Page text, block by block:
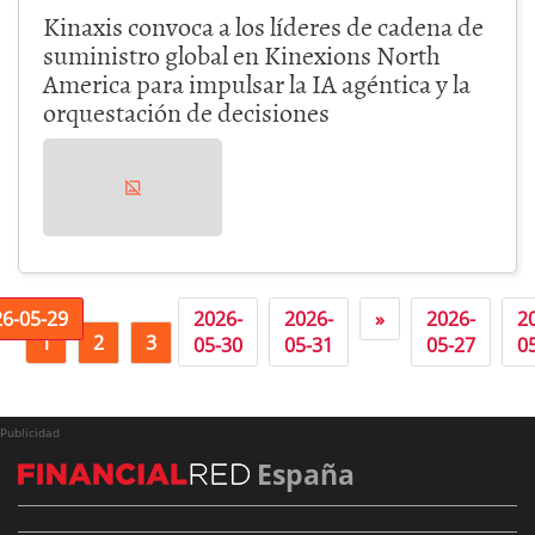
Kinaxis convoca a los líderes de cadena de
suministro global en Kinexions North
America para impulsar la IA agéntica y la
orquestación de decisiones
05-29
1
2 3 4
2026-
05-30
2026-
05-31
»
2026-
05-27
Publicidad
España